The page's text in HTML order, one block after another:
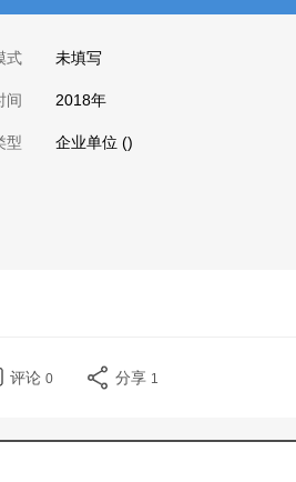
式 未填写
间 2018年
型 企业单位 ()
评论 0 分享 1